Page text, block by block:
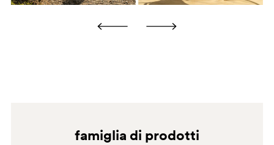
consultabile sul sito Pedrali, così come su eventuali
famiglia di prodotti